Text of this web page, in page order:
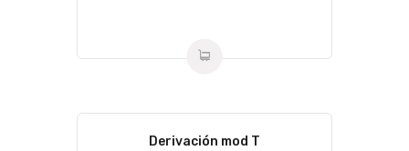
Derivación mod T